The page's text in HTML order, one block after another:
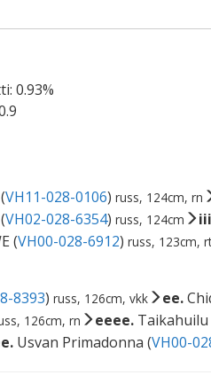
0.93%
VH11-028-0106) russ, 124cm, rn
VH02-028-6354) russ, 124cm
(VH00-028-6912) russ, 123cm, rt
8393) russ, 126cm, vkk ee.
126cm, rn eeee. Taikahuilu
Usvan Primadonna (VH00-